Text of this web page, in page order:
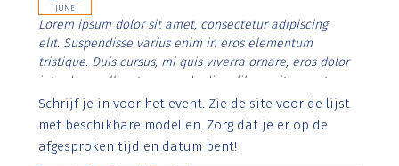
JUNE
Lorem ipsum dolor sit amet, consectetur adipiscing
elit. Suspendisse varius enim in eros elementum
tristique. Duis cursus, mi quis viverra ornare, eros dolor
interdum nulla, ut commodo diam libero vitae erat.
Aenean faucibus nibh et justo cursus id rutrum lorem
imperdiet. Nunc ut sem vitae risus tristique posuere.
Schrijf je in voor het event. Zie de site voor de lijst
met beschikbare modellen. Zorg dat je er op de
afgesproken tijd en datum bent!